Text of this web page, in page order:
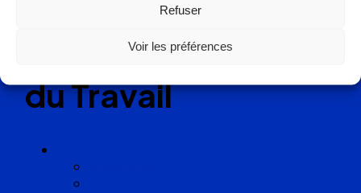
Refuser
Voir les préférences
en Droit
du Travail